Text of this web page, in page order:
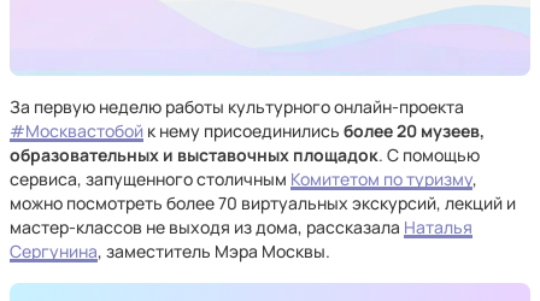
За первую неделю работы культурного онлайн-проекта
#Москвастобой к нему присоединились более 20 музеев,
образовательных и выставочных площадок. С помощью
сервиса, запущенного столичным Комитетом по туризму,
можно посмотреть более 70 виртуальных экскурсий, лекций и
мастер-классов не выходя из дома, рассказала Наталья
Сергунина, заместитель Мэра Москвы.